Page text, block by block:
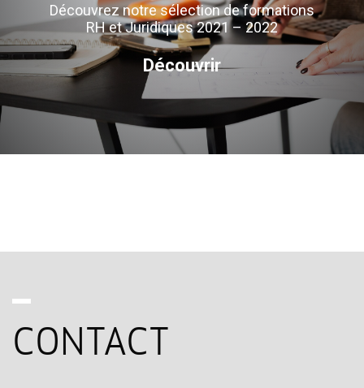
Découvrez notre sélection de formations
RH et Juridiques 2021 – 2022
Découvrir
CONTACT